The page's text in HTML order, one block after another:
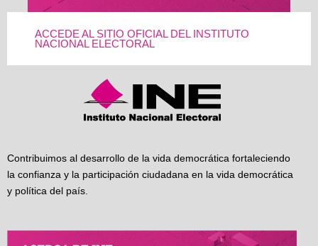
ACCEDE AL SITIO OFICIAL DEL INSTITUTO
NACIONAL ELECTORAL
Contribuimos al desarrollo de la vida democrática fortaleciendo
la confianza y la participación ciudadana en la vida democrática
y política del país.